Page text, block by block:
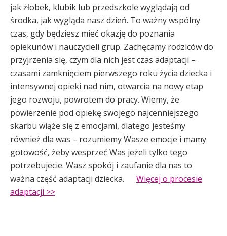
jak żłobek, klubik lub przedszkole wyglądają od
środka, jak wygląda nasz dzień. To ważny wspólny
czas, gdy będziesz mieć okazję do poznania
opiekunów i nauczycieli grup. Zachęcamy rodziców do
przyjrzenia się, czym dla nich jest czas adaptacji –
czasami zamknięciem pierwszego roku życia dziecka i
intensywnej opieki nad nim, otwarcia na nowy etap
jego rozwoju, powrotem do pracy. Wiemy, że
powierzenie pod opiekę swojego najcenniejszego
skarbu wiąże się z emocjami, dlatego jesteśmy
również dla was – rozumiemy Wasze emocje i mamy
gotowość, żeby wesprzeć Was jeżeli tylko tego
potrzebujecie. Wasz spokój i zaufanie dla nas to
ważna część adaptacji dziecka. Więcej o procesie
adaptacji >>